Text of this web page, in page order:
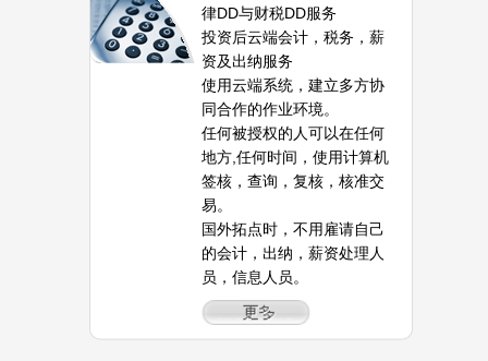
律DD与财税DD服务
投资后云端会计，税务，薪
资及出纳服务
使用云端系统，建立多方协
同合作的作业环境。
任何被授权的人可以在任何
地方,任何时间，使用计算机
签核，查询，复核，核准交
易。
国外拓点时，不用雇请自己
的会计，出纳，薪资处理人
员，信息人员。